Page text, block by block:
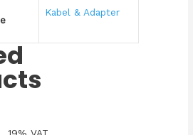
Kabel & Adapter
19% VAT